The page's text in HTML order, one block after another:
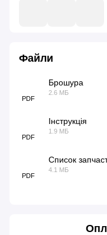
Файли
PDF
Брошура
2.6 МБ
PDF
Інструкція
1.9 МБ
PDF
Список
4.1 МБ